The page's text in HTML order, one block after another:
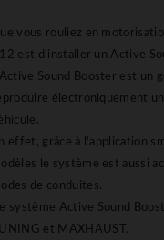
vous rouliez en
est d'installer un Active
Sound Booster est un
électroniquement
effet, grâce à l'application
le système est aussi
de conduites.
système Active Sound
et MAXHAUST.